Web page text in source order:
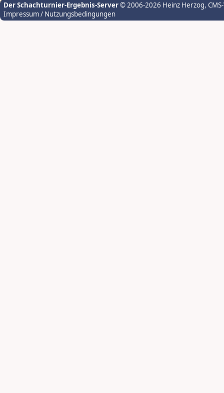
Der Schachturnier-Ergebnis-Server© 2006-2026 Heinz Herzog,
Impressum / Nutzungsbedingungen